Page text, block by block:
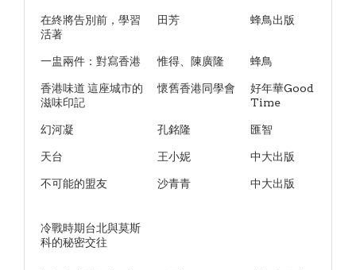
在終將告別前，學習
活著
田芳 蜂鳥出版
一盅兩件：對寫香港 惟得、陳廣隆 蜂鳥
香港味道 這座城市的
滋味印記
懷舊香港同學會
好年華Good
Time
幻河凝 孔銘隆 匯智
天台 王小妮 中大出版
不可能的盟友
冷戰時期台北與莫斯
科的秘密交往
沙青青 中大出版